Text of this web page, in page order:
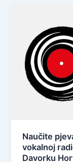
Naučite
vokalnoj
Davorku